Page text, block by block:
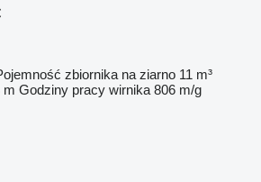
zbiornika na ziarno 11 m³
m Godziny pracy wirnika 806 m/g